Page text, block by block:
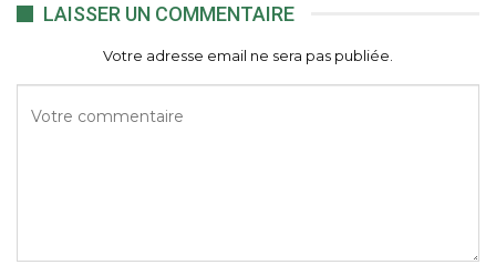
LAISSER UN COMMENTAIRE
Votre adresse email ne sera pas publiée.